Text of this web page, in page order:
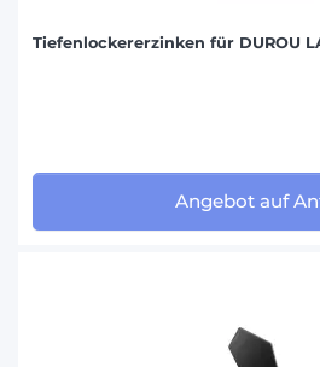
Tiefenlockererzinken für DUROU
Angebot auf